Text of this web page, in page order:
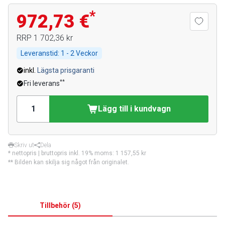
972,73 €*
RRP 1 702,36 kr
Leveranstid: 1 - 2 Veckor
inkl.
Lägsta prisgaranti
Fri leverans**
Lägg till i kundvagn
Skriv ut
Dela
* nettopris | bruttopris inkl. 19% moms: 1 157,55 kr
** Bilden kan skilja sig något från originalet.
Tillbehör (5)